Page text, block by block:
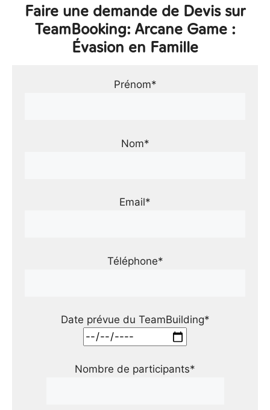
Faire une demande de Devis sur
TeamBooking: Arcane Game :
Évasion en Famille
Prénom*
Nom*
Email*
Téléphone*
Date prévue du TeamBuilding*
Nombre de participants*